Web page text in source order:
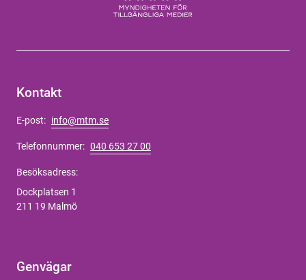
Kontakt
E-post: info@mtm.se
Telefonnummer: 040 653 27 00
Besöksadress:
Dockplatsen 1
211 19 Malmö
Genvägar